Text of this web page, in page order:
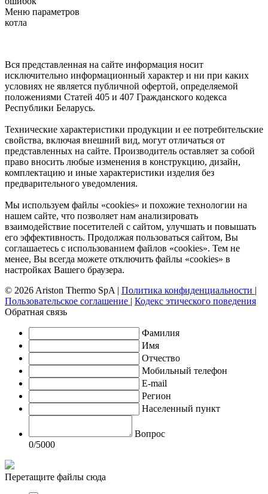
Меню параметров
котла
Вся представленная на сайте информация носит
исключительно информационный характер и ни при каких
условиях не является публичной офертой, определяемой
положениями Статей 405 и 407 Гражданского кодекса
Республики Беларусь.
Технические характеристики продукции и ее потребительские
свойства, включая внешний вид, могут отличаться от
представленных на сайте. Производитель оставляет за собой
право вносить любые изменения в конструкцию, дизайн,
комплектацию и иные характеристики изделия без
предварительного уведомления.
Мы используем файлы «cookies» и похожие технологии на
нашем сайте, что позволяет нам анализировать
взаимодействие посетителей с сайтом, улучшать и повышать
его эффективность. Продолжая пользоваться сайтом, Вы
соглашаетесь с использованием файлов «cookies». Тем не
менее, Вы всегда можете отключить файлы «cookies» в
настройках Вашего браузера.
© 2026 Ariston Thermo SpA | Политика конфиденциальности |
Пользовательское соглашение | Кодекс этического поведения
Обратная связь
Фамилия
Имя
Отчество
Мобильный телефон
E-mail
Регион
Населенный пункт
Вопрос
0/5000
Перетащите файлы сюда